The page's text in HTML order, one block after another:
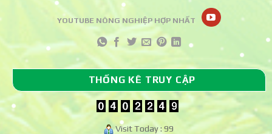
YOUTUBE NÔNG NGHIỆP HỢP NHẤT
THỐNG KÊ TRUY CẬP
Visit Today : 99